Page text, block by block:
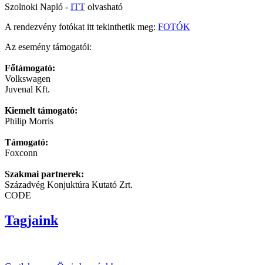
Szolnoki Napló - ITT olvasható
A rendezvény fotókat itt tekinthetik meg: FOTÓK
Az esemény támogatói:
Főtámogató:
Volkswagen
Juvenal Kft.
Kiemelt támogató:
Philip Morris
Támogató:
Foxconn
Szakmai partnerek:
Századvég Konjuktúra Kutató Zrt.
CODE
Tagjaink